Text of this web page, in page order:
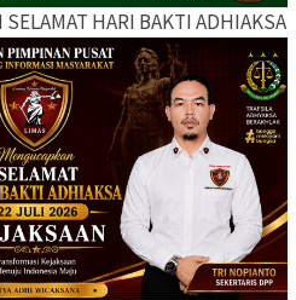
HARI BAKTI ADHIAKSA